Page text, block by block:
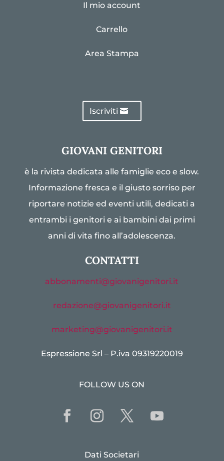
Il mio account
Carrello
Area Stampa
Iscriviti
GIOVANI GENITORI
è la rivista dedicata alle famiglie eco e slow.
Informazione fresca e il giusto sorriso per
riportare notizie ed eventi utili, dedicati a
entrambi i genitori e ai bambini dai primi
anni di vita fino all’adolescenza.
CONTATTI
abbonamenti@giovanigenitori.it
redazione@giovanigenitori.it
marketing@giovanigenitori.it
Espressione Srl – P.iva 09319220019
FOLLOW US ON
Dati Societari